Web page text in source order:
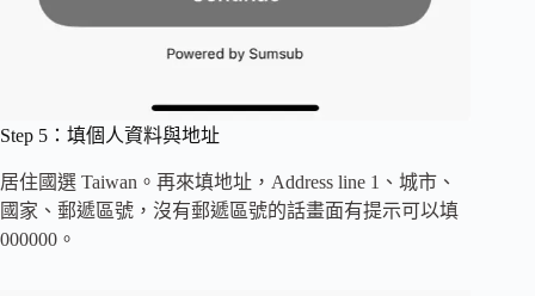
Step 5：填個人資料與地址
居住國選 Taiwan。再來填地址，Address line 1、城市、
國家、郵遞區號，沒有郵遞區號的話畫面有提示可以填
000000。